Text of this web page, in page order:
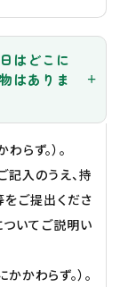
はどこに
はありま
らず。）。
入のうえ、持
ご提出くださ
ついてご説明い
かわらず。）。